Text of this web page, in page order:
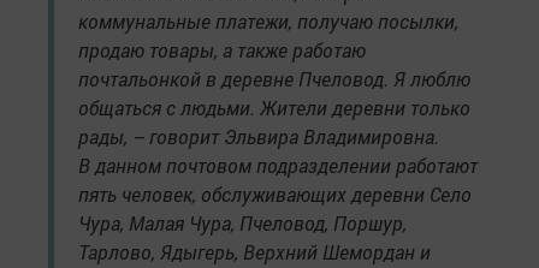
коммунальные платежи, получаю посылки,
продаю товары, а также работаю
почтальонкой в деревне Пчеловод. Я люблю
общаться с людьми. Жители деревни только
рады, – говорит Эльвира Владимировна.
В данном почтовом подразделении работают
пять человек, обслуживающих деревни Село
Чура, Малая Чура, Пчеловод, Поршур,
Тарлово, Ядыгерь, Верхний Шемордан и